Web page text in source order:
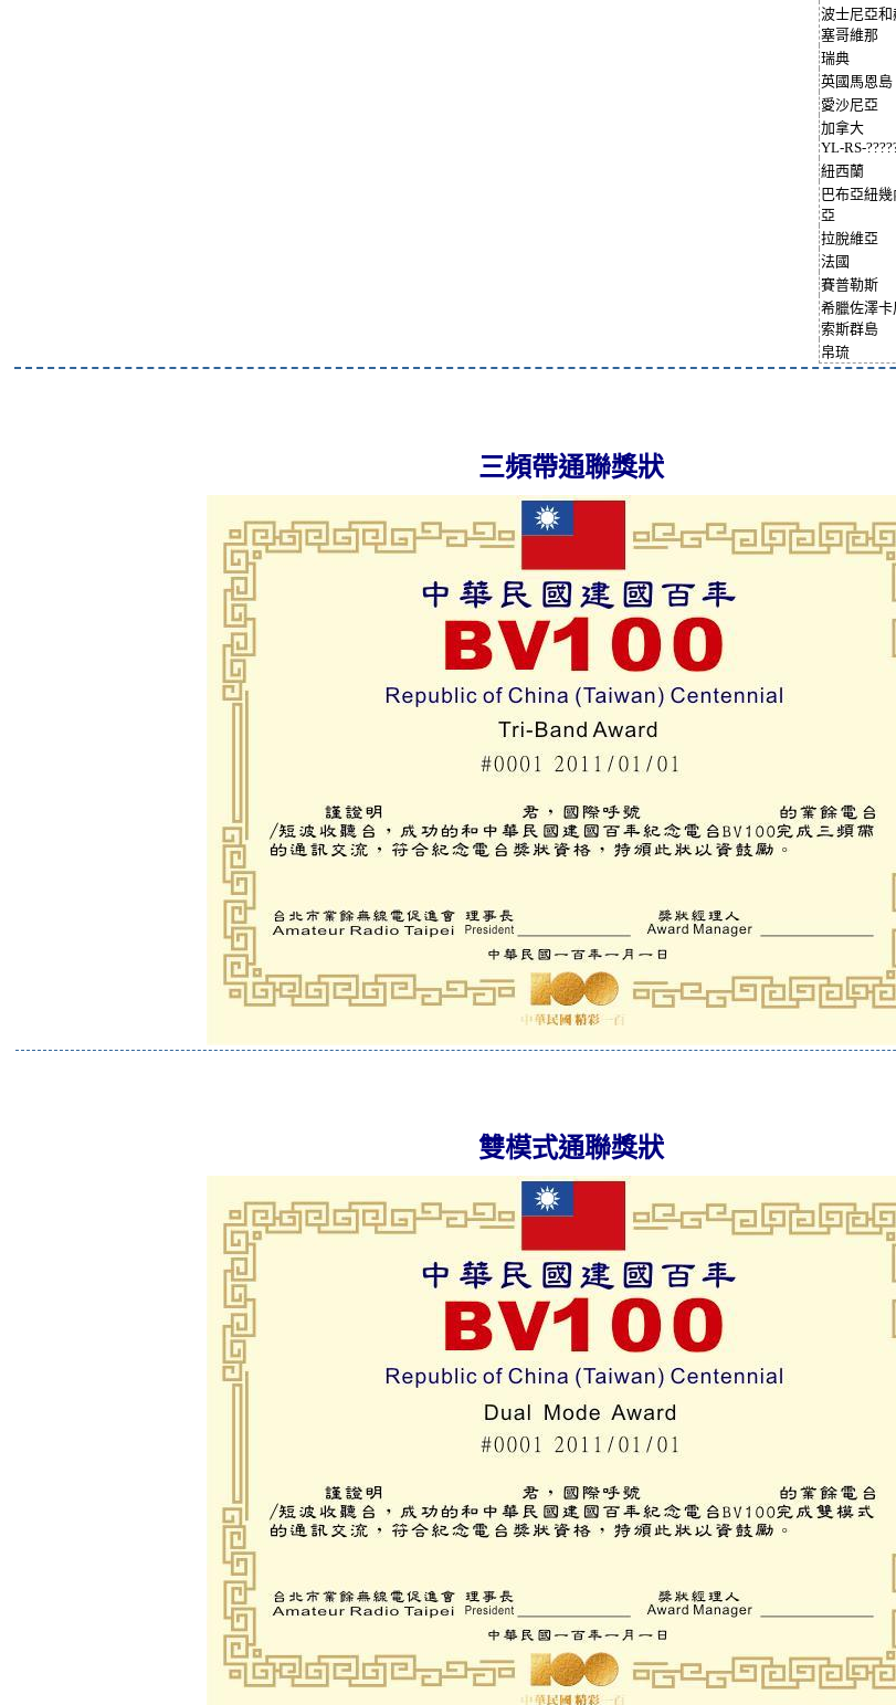
波士尼亞和
塞哥維那
瑞典
英國馬恩島
愛沙尼亞
加拿大
YL-RS-
紐西蘭
巴布亞紐幾
亞
拉脫維亞
法國
賽普勒斯
希臘佐澤卡
索斯群島
帛琉
三頻帶通聯獎狀
雙模式通聯獎狀